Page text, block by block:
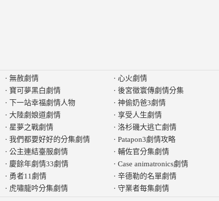
· 無赦劇情
· 寶可夢黑白劇情
· 下一站幸福劇情人物
· 大陸劇娘道劇情
· 星夢之戰劇情
· 我們都要好好的分集劇情
· 公主連結臺服劇情
· 慶餘年劇情33劇情
· 勇者11劇情
· 虎嘯龍吟分集劇情
· 心火劇情
· 後宮徵寰傳劇情分集
· 神偷奶爸3劇情
· 享受人生劇情
· 洛杉磯大逃亡劇情
· Patapon3劇情攻略
· 輔佐官分集劇情
· Case animatronics劇情
· 辛德勒的名單劇情
· 守業者每集劇情